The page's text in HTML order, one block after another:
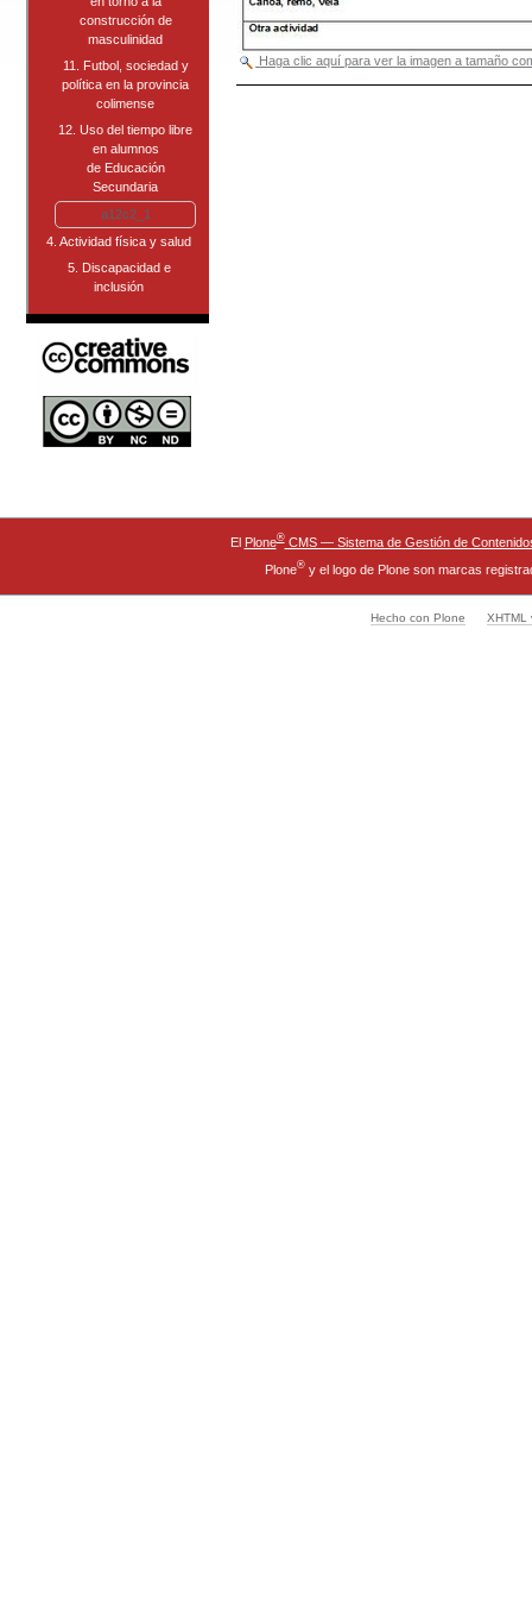
construcción de
masculinidad
11. Futbol, sociedad y
política en la provincia
colimense
12. Uso del tiempo libre
en alumnos
de Educación
Secundaria
a12c2_1
4. Actividad física y salud
5. Discapacidad e
inclusión
Haga clic aquí para ver la imagen a tamaño
El Plone®CMS — Sistema de Gestión de
Plone®y el logo de Plone son marcas
Hecho con Plone XHTML